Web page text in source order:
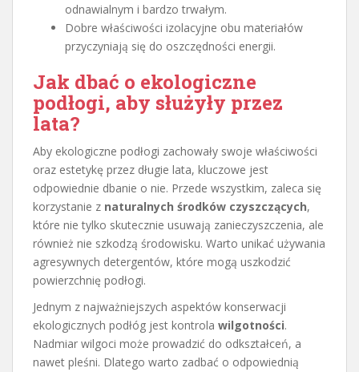
odnawialnym i bardzo trwałym.
Dobre właściwości izolacyjne obu materiałów
przyczyniają się do oszczędności energii.
Jak dbać o ekologiczne
podłogi, aby służyły przez
lata?
Aby ekologiczne podłogi zachowały swoje właściwości
oraz estetykę przez długie lata, kluczowe jest
odpowiednie dbanie o nie. Przede wszystkim, zaleca się
korzystanie z naturalnych środków czyszczących,
które nie tylko skutecznie usuwają zanieczyszczenia, ale
również nie szkodzą środowisku. Warto unikać używania
agresywnych detergentów, które mogą uszkodzić
powierzchnię podłogi.
Jednym z najważniejszych aspektów konserwacji
ekologicznych podłóg jest kontrola wilgotności.
Nadmiar wilgoci może prowadzić do odkształceń, a
nawet pleśni. Dlatego warto zadbać o odpowiednią